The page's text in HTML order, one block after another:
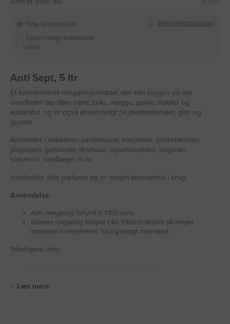
Tilføj til favoritliste
Sammenlign markerede
varer
Sikkerhedsdatablad
Anti Sept, 5 ltr
Et koncentreret rengøringsmiddel, der kan bruges på alle
overflader der tåler vand, f.eks. vægge, gulve, møbler og
apparatur, og er også anvendeligt på plastmaterialer, glas og
gummi.
Anvendes i køkkener, sanitetsrum, hospitaler, politistationer,
plejehjem, gartnerier, drivhuse, dyrehospitaler, bagerier,
solcentre, tandlæger m.m.
Indeholder ikke parfume og er meget økonomisk i brug.
Anvendelse:
Alm. rengøring: fortynd til 1:100 vand.
Grovere rengøring: fortynd 1:40. Påføres direkte på meget
snavsede komponenter. Skyl grundigt med vand.
Yderligere info:
Læs mere